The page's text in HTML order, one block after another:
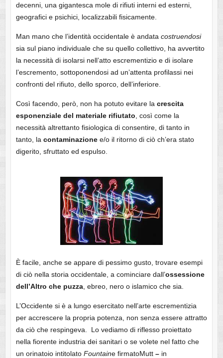
decenni, una gigantesca mole di rifiuti interni ed esterni,
geografici e psichici, localizzabili fisicamente.
Man mano che l’identità occidentale è andata costruendosi
sia sul piano individuale che su quello collettivo, ha avvertito
la necessità di isolarsi nell’atto escrementizio e di isolare
l’escremento, sottoponendosi ad un’attenta profilassi nei
confronti del rifiuto, dello sporco, dell’inferiore.
Così facendo, però, non ha potuto evitare la crescita
esponenziale del materiale rifiutato , così come la
necessità altrettanto fisiologica di consentire, di tanto in
tanto, la contaminazionee/o il ritorno di ciò ch’era stato
digerito, sfruttato ed espulso.
È facile, anche se appare di pessimo gusto, trovare esempi
di ciò nella storia occidentale, a cominciare dall’ossessione
dell’Altro che puzza, ebreo, nero o islamico che sia.
L’Occidente si è a lungo esercitato nell’arte escrementizia
per accrescere la propria potenza, non senza essere attratto
da ciò che respingeva. Lo vediamo di riflesso proiettato
nella fiorente industria dei sanitari o se volete nel fatto che
un orinatoio intitolato Fountaine firmatoMutt– in